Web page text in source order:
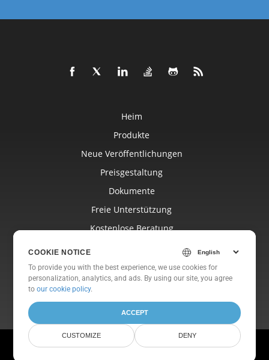
Heim
Produkte
Neue Veröffentlichungen
Preisgestaltung
Dokumente
Freie Unterstützung
Kostenlose Beratung
Websites
Um
© Aspose Pty Ltd 2001-2026. Alle Rechte vorbehalten.
COOKIE NOTICE
To provide you with the best experience, we use cookies for
personalization, analytics, and ads. By using our site, you agree
toour cookie policy.
ACCEPT
CUSTOMIZE DENY